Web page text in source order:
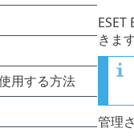
きます
管理